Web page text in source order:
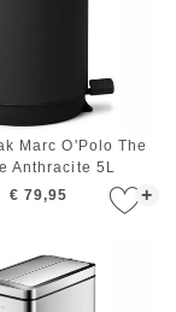
+
Marc O'Polo The
Anthracite 5L
€ 79,95